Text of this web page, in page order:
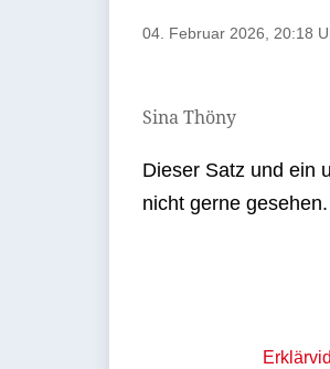
04. Februar 2026, 20:18
Sina Thöny
Dieser Satz und ein
nicht gerne gesehen.